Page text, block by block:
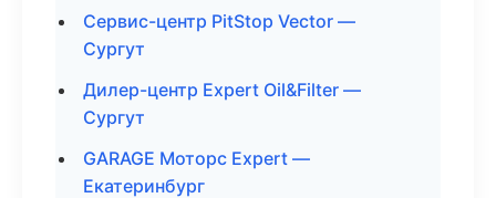
Сервис-центр PitStop Vector —
Сургут
Дилер-центр Expert Oil&Filter —
Сургут
GARAGE Моторс Expert —
Екатеринбург